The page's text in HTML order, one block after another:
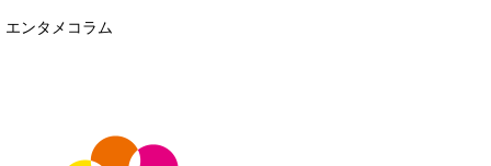
エンタメコラム